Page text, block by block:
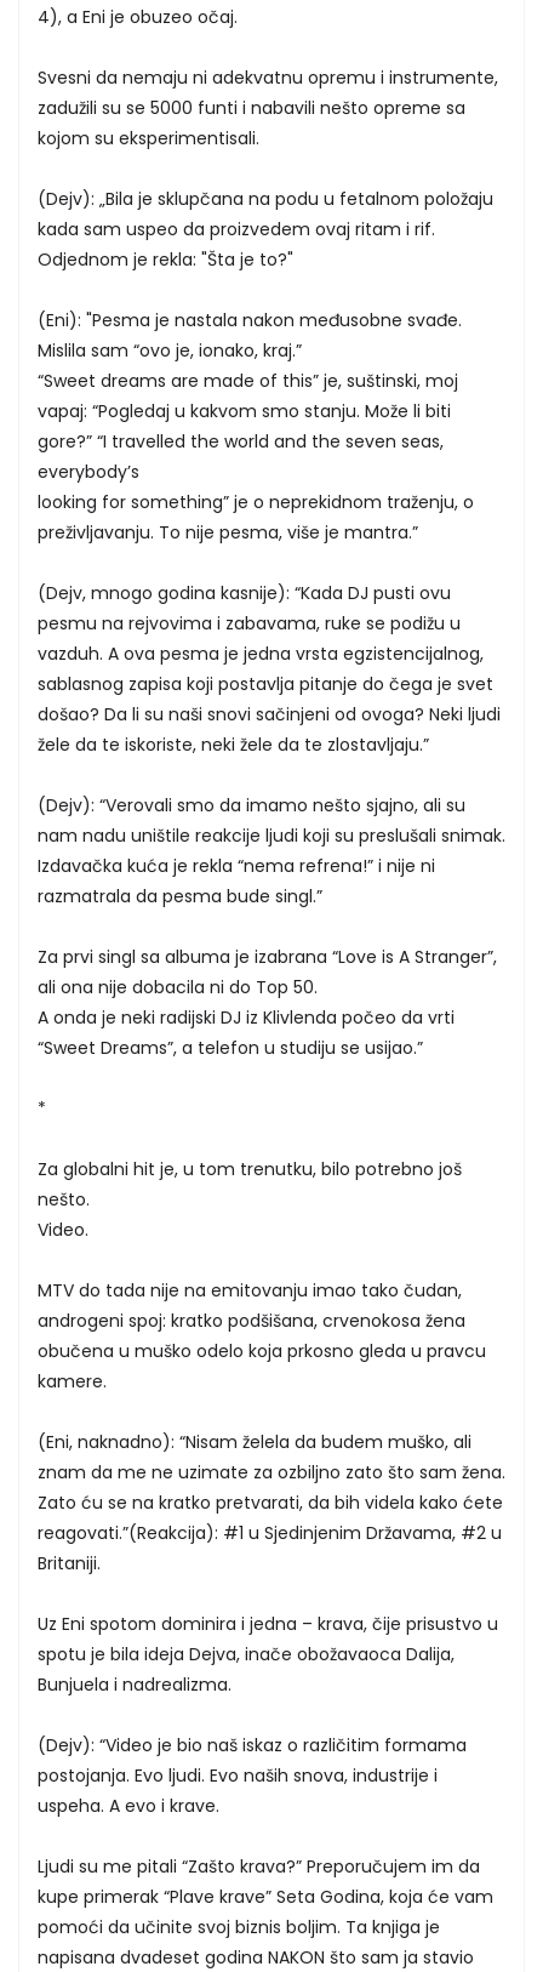
4), a Eni je obuzeo očaj.
Svesni da nemaju ni adekvatnu opremu i instrumente,
zadužili su se 5000 funti i nabavili nešto opreme sa
kojom su eksperimentisali.
(Dejv): „Bila je sklupčana na podu u fetalnom položaju
kada sam uspeo da proizvedem ovaj ritam i rif.
Odjednom je rekla: "Šta je to?"
(Eni): "Pesma je nastala nakon međusobne svađe.
Mislila sam “ovo je, ionako, kraj.”
“Sweet dreams are made of this” je, suštinski, moj
vapaj: “Pogledaj u kakvom smo stanju. Može li biti
gore?” “I travelled the world and the seven seas,
everybody’s
looking for something” je o neprekidnom traženju, o
preživljavanju. To nije pesma, više je mantra.”
(Dejv, mnogo godina kasnije): “Kada DJ pusti ovu
pesmu na rejvovima i zabavama, ruke se podižu u
vazduh. A ova pesma je jedna vrsta egzistencijalnog,
sablasnog zapisa koji postavlja pitanje do čega je svet
došao? Da li su naši snovi sačinjeni od ovoga? Neki ljudi
žele da te iskoriste, neki žele da te zlostavljaju.”
(Dejv): “Verovali smo da imamo nešto sjajno, ali su
nam nadu uništile reakcije ljudi koji su preslušali snimak.
Izdavačka kuća je rekla “nema refrena!” i nije ni
razmatrala da pesma bude singl.”
Za prvi singl sa albuma je izabrana “Love is A Stranger”,
ali ona nije dobacila ni do Top 50.
A onda je neki radijski DJ iz Klivlenda počeo da vrti
“Sweet Dreams”, a telefon u studiju se usijao.”
*
Za globalni hit je, u tom trenutku, bilo potrebno još
nešto.
Video.
MTV do tada nije na emitovanju imao tako čudan,
androgeni spoj: kratko podšišana, crvenokosa žena
obučena u muško odelo koja prkosno gleda u pravcu
kamere.
(Eni, naknadno): “Nisam želela da budem muško, ali
znam da me ne uzimate za ozbiljno zato što sam žena.
Zato ću se na kratko pretvarati, da bih videla kako ćete
reagovati.”(Reakcija): #1 u Sjedinjenim Državama, #2 u
Britaniji.
Uz Eni spotom dominira i jedna – krava, čije prisustvo u
spotu je bila ideja Dejva, inače obožavaoca Dalija,
Bunjuela i nadrealizma.
(Dejv): “Video je bio naš iskaz o različitim formama
postojanja. Evo ljudi. Evo naših snova, industrije i
uspeha. A evo i krave.
Ljudi su me pitali “Zašto krava?” Preporučujem im da
kupe primerak “Plave krave” Seta Godina, koja će vam
pomoći da učinite svoj biznis boljim. Ta knjiga je
napisana dvadeset godina NAKON što sam ja stavio